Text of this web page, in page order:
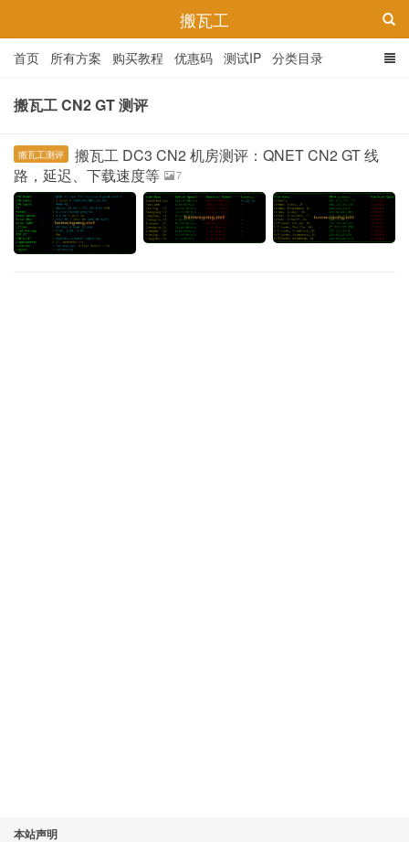
搬瓦工
首页 所有方案 购买教程 优惠码 测试IP 分类目录
搬瓦工 CN2 GT 测评
搬瓦工测评
搬瓦工 DC3 CN2 机房测评：QNET CN2 GT 线
路，延迟、下载速度等
7
本站声明